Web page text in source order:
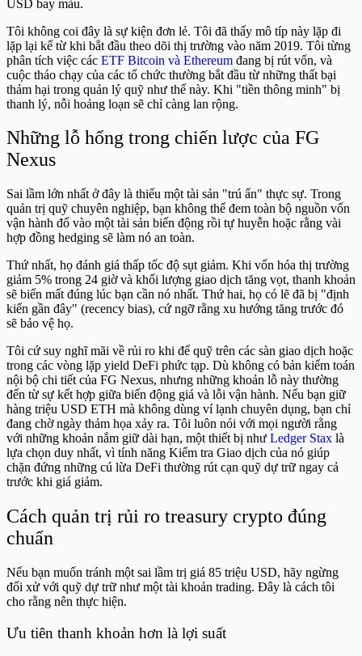
USD bay màu.
Tôi không coi đây là sự kiện đơn lẻ. Tôi đã thấy mô típ này lặp đi
lặp lại kể từ khi bắt đầu theo dõi thị trường vào năm 2019. Tôi từng
phân tích việc các ETF Bitcoin và Ethereum đang bị rút vốn, và
cuộc tháo chạy của các tổ chức thường bắt đầu từ những thất bại
thảm hại trong quản lý quỹ như thế này. Khi "tiền thông minh" bị
thanh lý, nỗi hoảng loạn sẽ chỉ càng lan rộng.
Những lỗ hổng trong chiến lược của FG
Nexus
Sai lầm lớn nhất ở đây là thiếu một tài sản "trú ẩn" thực sự. Trong
quản trị quỹ chuyên nghiệp, bạn không thể đem toàn bộ nguồn vốn
vận hành đổ vào một tài sản biến động rồi tự huyễn hoặc rằng vài
hợp đồng hedging sẽ làm nó an toàn.
Thứ nhất, họ đánh giá thấp tốc độ sụt giảm. Khi vốn hóa thị trường
giảm 5% trong 24 giờ và khối lượng giao dịch tăng vọt, thanh khoản
sẽ biến mất đúng lúc bạn cần nó nhất. Thứ hai, họ có lẽ đã bị "định
kiến gần đây" (recency bias), cứ ngỡ rằng xu hướng tăng trước đó
sẽ bảo vệ họ.
Tôi cứ suy nghĩ mãi về rủi ro khi để quỹ trên các sàn giao dịch hoặc
trong các vòng lặp yield DeFi phức tạp. Dù không có bản kiểm toán
nội bộ chi tiết của FG Nexus, nhưng những khoản lỗ này thường
đến từ sự kết hợp giữa biến động giá và lỗi vận hành. Nếu bạn giữ
hàng triệu USD ETH mà không dùng ví lạnh chuyên dụng, bạn chỉ
đang chờ ngày thảm họa xảy ra. Tôi luôn nói với mọi người rằng
với những khoản nắm giữ dài hạn, một thiết bị như Ledger Stax là
lựa chọn duy nhất, vì tính năng Kiểm tra Giao dịch của nó giúp
chặn đứng những cú lừa DeFi thường rút cạn quỹ dự trữ ngay cả
trước khi giá giảm.
Cách quản trị rủi ro treasury crypto đúng
chuẩn
Nếu bạn muốn tránh một sai lầm trị giá 85 triệu USD, hãy ngừng
đối xử với quỹ dự trữ như một tài khoản trading. Đây là cách tôi
cho rằng nên thực hiện.
Ưu tiên thanh khoản hơn là lợi suất